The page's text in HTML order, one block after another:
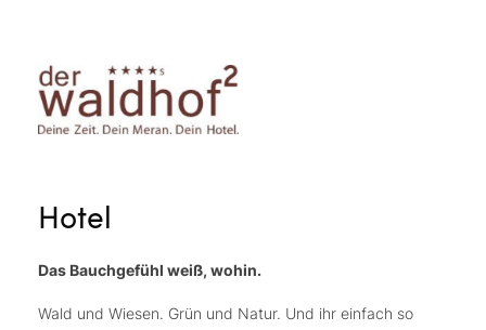
Hotel
Das Bauchgefühl weiß, wohin.
Wald und Wiesen. Grün und Natur. Und ihr einfach so